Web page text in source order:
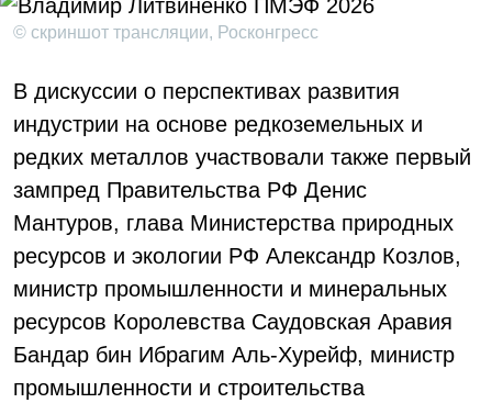
© скриншот трансляции, Росконгресс
В дискуссии о перспективах развития
индустрии на основе редкоземельных и
редких металлов участвовали также первый
зампред Правительства РФ Денис
Мантуров, глава Министерства природных
ресурсов и экологии РФ Александр Козлов,
министр промышленности и минеральных
ресурсов Королевства Саудовская Аравия
Бандар бин Ибрагим Аль-Хурейф, министр
промышленности и строительства